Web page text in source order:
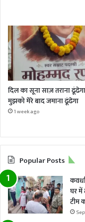
दिल का सूना साज़ तराना
मुझको मेरे बाद जमाना ढूंढेगा
1 week ago
Popular Posts
घर में
टीम